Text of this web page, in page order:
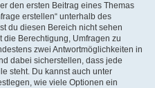
den ersten Beitrag eines Themas
erstellen“ unterhalb des
du diesen Bereich nicht sehen
die Berechtigung, Umfragen zu
zwei Antwortmöglichkeiten in
dabei sicherstellen, dass jede
steht. Du kannst auch unter
wie viele Optionen ein